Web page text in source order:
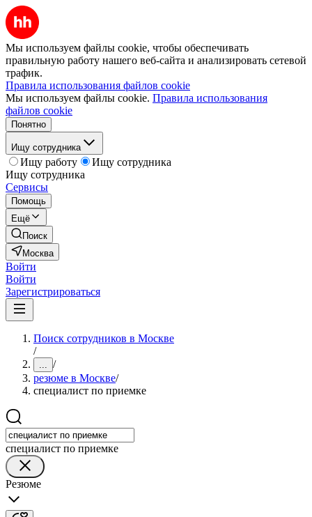
Мы используем файлы cookie, чтобы обеспечивать
правильную работу нашего веб-сайта и анализировать сетевой
трафик.
Правила использования файлов cookie
Мы используем файлы cookie. Правила использования
файлов cookie
Понятно
Ищу сотрудника
Ищу работу
Ищу сотрудника
Ищу сотрудника
Сервисы
Помощь
Ещё
Поиск
Москва
Войти
Войти
Зарегистрироваться
Поиск сотрудников в Москве
/
... /
резюме в Москве/
специалист по приемке
специалист по приемке
Резюме